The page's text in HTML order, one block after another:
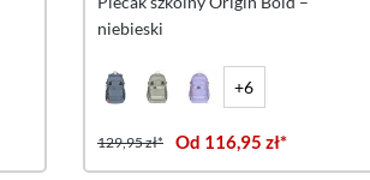
niebieski
+6
129,95 zł* Od 116,95 zł*